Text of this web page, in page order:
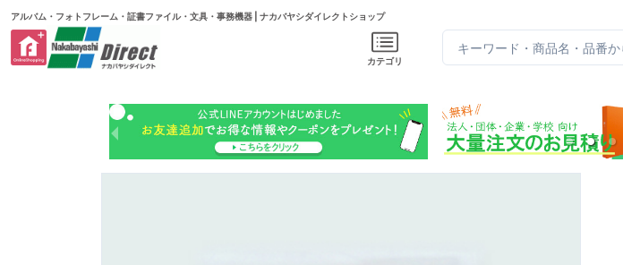
アルバム・フォトフレーム・証書ファイル・文具・事務機器 | ナカバヤシダイレクトショップ
カテゴリ